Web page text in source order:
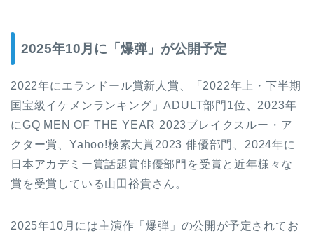
2025年10月に「爆弾」が公開予定
2022年にエランドール賞新人賞、「2022年上・下半期
国宝級イケメンランキング」ADULT部門1位、2023年
にGQ MEN OF THE YEAR 2023ブレイクスルー・ア
クター賞、Yahoo!検索大賞2023 俳優部門、2024年に
日本アカデミー賞話題賞俳優部門を受賞と近年様々な
賞を受賞している山田裕貴さん。
2025年10月には主演作「爆弾」の公開が予定されてお